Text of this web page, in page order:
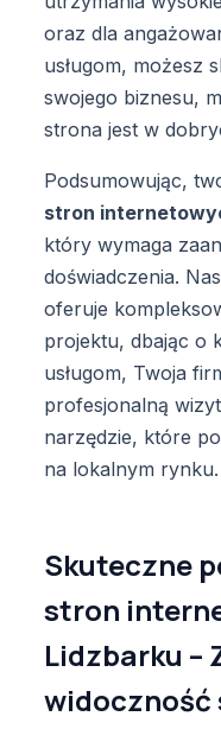
oraz dla
usługom, możesz
swojego biznesu,
strona jest w
Podsumowując,
stron
który wymaga
doświadczenia.
oferuje
projektu, dbając o
usługom, Twoja
profesjonalną
narzędzie, które
na lokalnym rynku.
Skuteczne
stron
Lidzbarku –